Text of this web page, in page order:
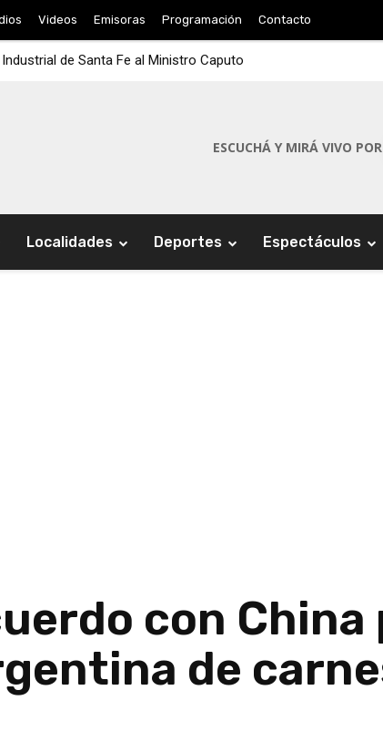
Videos Emisoras Programación Contacto
de Santa Fe al Ministro Caputo
ESCUCHÁ Y MIRÁ VIVO POR
Localidades Deportes Espectáculos
con China
de